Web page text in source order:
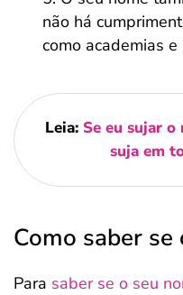
não há
como academias
Leia: Se eu sujar o
suja em
Como saber se
Para saber se o seu